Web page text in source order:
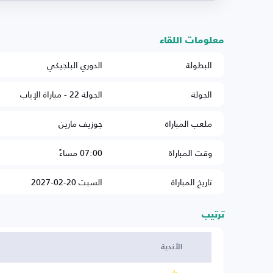
معلومات اللقاء
البطولة
الدوري البلجيكي
الجولة
الجولة 22 - مباراة الإياب
ملعب المباراة
جوزيف مارين
وقت المباراة
07:00 مساءً
تاريخ المباراة
السبت 20-02-2027
ترتيب
الأندية